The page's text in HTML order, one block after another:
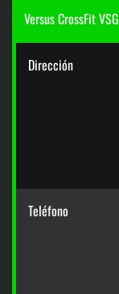
Versus CrossFit VSG
Dirección
Teléfono